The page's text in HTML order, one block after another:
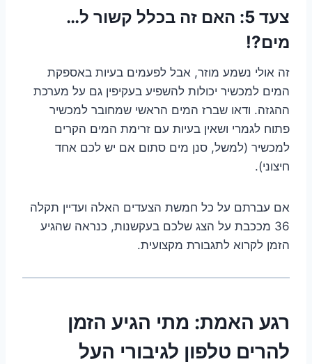
צעד 5: האם זה בכלל קשור ל…
מים?!
זה אולי נשמע מוזר, אבל לפעמים בעיות באספקת
המים למכשיר יכולות להשפיע בעקיפין גם על מערכת
ההגזה. ודאו שברז המים הראשי שמחובר למכשיר
פתוח לגמרי ושאין בעיות עם זרימת המים הקרים
למכשיר (למשל, סנן מים סתום אם יש לכם אחד
חיצוני).
אם עברתם על כל חמשת הצעדים האלה ועדיין תקלה
36 מככבת על הצג שלכם בעקשנות, כנראה שהגיע
הזמן לקרוא לתגבורת מקצועית.
רגע האמת: מתי הגיע הזמן
להרים טלפון לגיבורי העל